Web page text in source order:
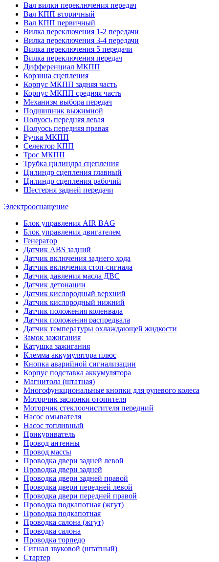
Вал вилки переключения передач
Вал КПП вторичный
Вал КПП первичный
Вилка переключения 1-2 передачи
Вилка переключения 3-4 передачи
Вилка переключения 5 передачи
Вилка переключения передач
Дифференциал МКПП
Корзина сцепления
Корпус МКПП задняя часть
Корпус МКПП средняя часть
Механизм выбора передач
Подшипник выжимной
Полуось передняя левая
Полуось передняя правая
Ручка МКПП
Селектор КПП
Трос МКПП
Трубка цилиндра сцепления
Цилиндр сцепления главный
Цилиндр сцепления рабочий
Шестерня задней передачи
Электрооснащение
Блок управления AIR BAG
Блок управления двигателем
Генератор
Датчик ABS задний
Датчик включения заднего хода
Датчик включения стоп-сигнала
Датчик давления масла ДВС
Датчик детонации
Датчик кислородный верхний
Датчик кислородный нижний
Датчик положения коленвала
Датчик положения распредвала
Датчик температуры охлаждающей жидкости
Замок зажигания
Катушка зажигания
Клемма аккумулятора плюс
Кнопка аварийной сигнализации
Корпус подставка аккумулятора
Магнитола (штатная)
Многофункциональные кнопки для рулевого колеса
Моторчик заслонки отопителя
Моторчик стеклоочистителя передний
Насос омывателя
Насос топливный
Прикуриватель
Провод антенны
Провод массы
Проводка двери задней левой
Проводка двери задней
Проводка двери задней правой
Проводка двери передней левой
Проводка двери передней правой
Проводка подкапотная (жгут)
Проводка подкапотная
Проводка салона (жгут)
Проводка салона
Проводка торпедо
Сигнал звуковой (штатный)
Стартер